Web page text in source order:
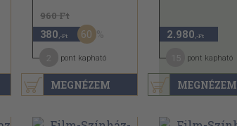
MEGNÉZEM
960 Ft
380 ,-Ft 60
pont kapható
MEGNÉZEM
2.980 ,-Ft
pont kapható